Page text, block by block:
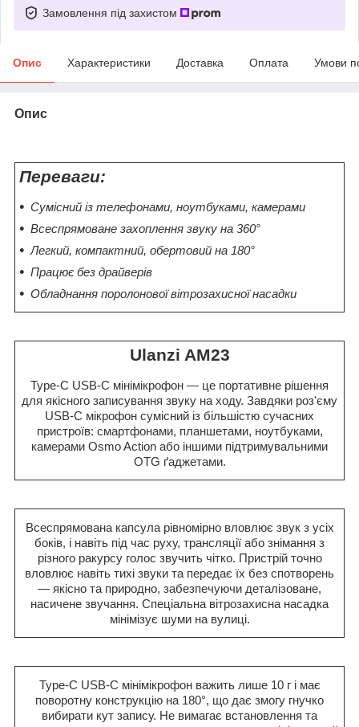
Замовлення під захистом
Опис Характеристики Доставка Оплата Умови
Опис
Переваги:
Сумісний із телефонами, ноутбуками, камерами
Всеспрямоване захоплення звуку на 360°
Легкий, компактний, обертовий на 180°
Працює без драйверів
Обладнання поролонової вітрозахисної насадки
Ulanzi AM23
Type-C USB-C мінімікрофон — це портативне рішення
для якісного записування звуку на ходу. Завдяки роз'єму
USB-C мікрофон сумісний із більшістю сучасних
пристроїв: смартфонами, планшетами, ноутбуками,
камерами Osmo Action або іншими підтримувальними
OTG ґаджетами.
Всеспрямована капсула рівномірно вловлює звук з усіх
боків, і навіть під час руху, трансляції або знімання з
різного ракурсу голос звучить чітко. Пристрій точно
вловлює навіть тихі звуки та передає їх без спотворень
— якісно та природно, забезпечуючи деталізоване,
насичене звучання. Спеціальна вітрозахисна насадка
мінімізує шуми на вулиці.
Type-C USB-C мінімікрофон важить лише 10 г і має
поворотну конструкцію на 180°, що дає змогу гнучко
вибирати кут запису. Не вимагає встановлення та